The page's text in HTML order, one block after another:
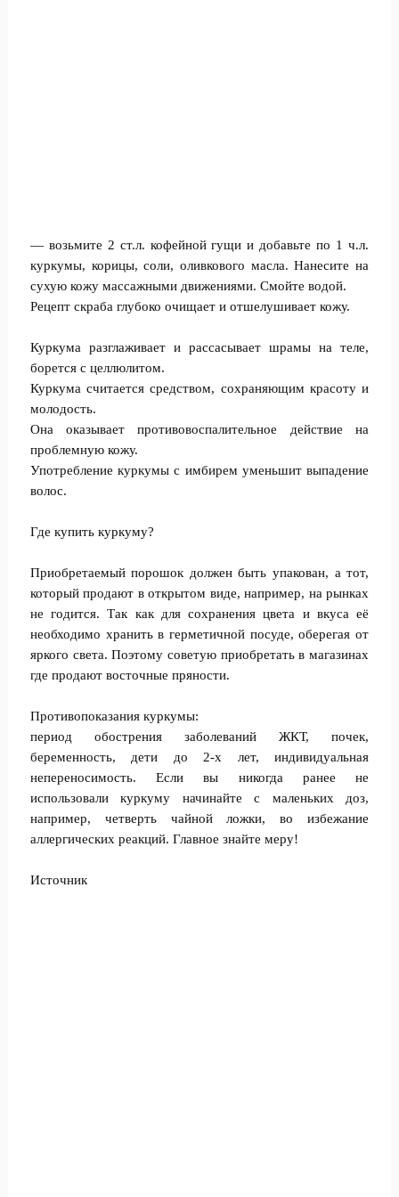
— возьмите 2 ст.л. кофейной гущи и добавьте по 1 ч.л.
куркумы, корицы, соли, оливкового масла. Нанесите на
сухую кожу массажными движениями. Смойте водой.
Рецепт скраба глубоко очищает и отшелушивает кожу.
Куркума разглаживает и рассасывает шрамы на теле,
борется с целлюлитом.
Куркума считается средством, сохраняющим красоту и
молодость.
Она оказывает противовоспалительное действие на
проблемную кожу.
Употребление куркумы с имбирем уменьшит выпадение
волос.
Где купить куркуму?
Приобретаемый порошок должен быть упакован, а тот,
который продают в открытом виде, например, на рынках
не годится. Так как для сохранения цвета и вкуса её
необходимо хранить в герметичной посуде, оберегая от
яркого света. Поэтому советую приобретать в магазинах
где продают восточные пряности.
Противопоказания куркумы:
период обострения заболеваний ЖКТ, почек,
беременность, дети до 2-х лет, индивидуальная
непереносимость. Если вы никогда ранее не
использовали куркуму начинайте с маленьких доз,
например, четверть чайной ложки, во избежание
аллергических реакций. Главное знайте меру!
Источник